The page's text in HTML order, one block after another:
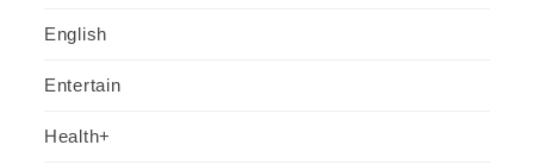
English
Entertain
Health+